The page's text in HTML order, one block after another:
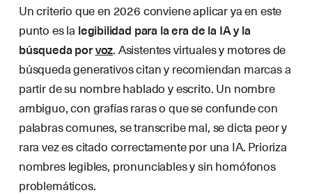
Un criterio que en 2026 conviene aplicar ya en este
punto es la legibilidad para la era de la IA y la
búsqueda porvoz. Asistentes virtuales y motores de
búsqueda generativos citan y recomiendan marcas a
partir de su nombre hablado y escrito. Un nombre
ambiguo, con grafías raras o que se confunde con
palabras comunes, se transcribe mal, se dicta peor y
rara vez es citado correctamente por una IA. Prioriza
nombres legibles, pronunciables y sin homófonos
problemáticos.